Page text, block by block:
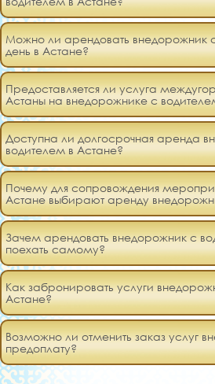
Можно ли арендовать внедорожник
день в Астане?
Предоставляется ли услуга
Астаны на внедорожнике с
Доступна ли долгосрочная аренда
водителем в Астане?
Почему для сопровождения
Астане выбирают аренду
Зачем арендовать внедорожник с
поехать самому?
Как забронировать услуги
Астане?
Возможно ли отменить заказ услуг
предоплату?